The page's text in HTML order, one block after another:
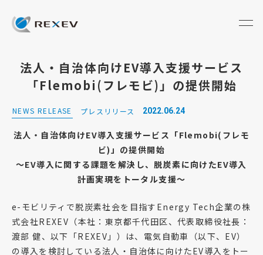
法人・自治体向けEV導入支援サービス
「Flemobi(フレモビ)」の提供開始
NEWS RELEASE プレスリリース 2022.06.24
法人・自治体向けEV導入支援サービス「Flemobi(フレモ
ビ)」の提供開始
～EV導入に関する課題を解決し、脱炭素に向けたEV導入
計画実現をトータル支援～
e-モビリティで脱炭素社会を目指すEnergy Tech企業の株
式会社REXEV（本社：東京都千代田区、代表取締役社長：
渡部 健、以下「REXEV」）は、電気自動車（以下、EV）
の導入を検討している法人・自治体に向けたEV導入をトー